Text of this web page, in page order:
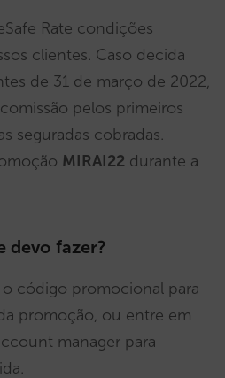
Rate condições
clientes. Caso decida
de 31 de março de 2022,
pelos primeiros
seguradas cobradas.
MIRAI22 durante a
devo fazer?
código promocional para
promoção, ou entre em
manager para